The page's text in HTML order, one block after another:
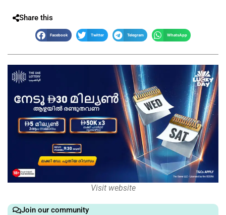
Share this
Facebook Twitter Telegram WhatsApp
Visit website
Join our community